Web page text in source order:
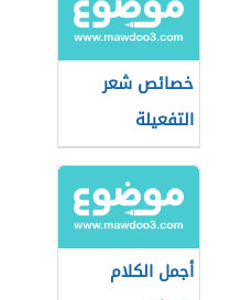
خصائص شعر
التفعيلة
أجمل الكلام